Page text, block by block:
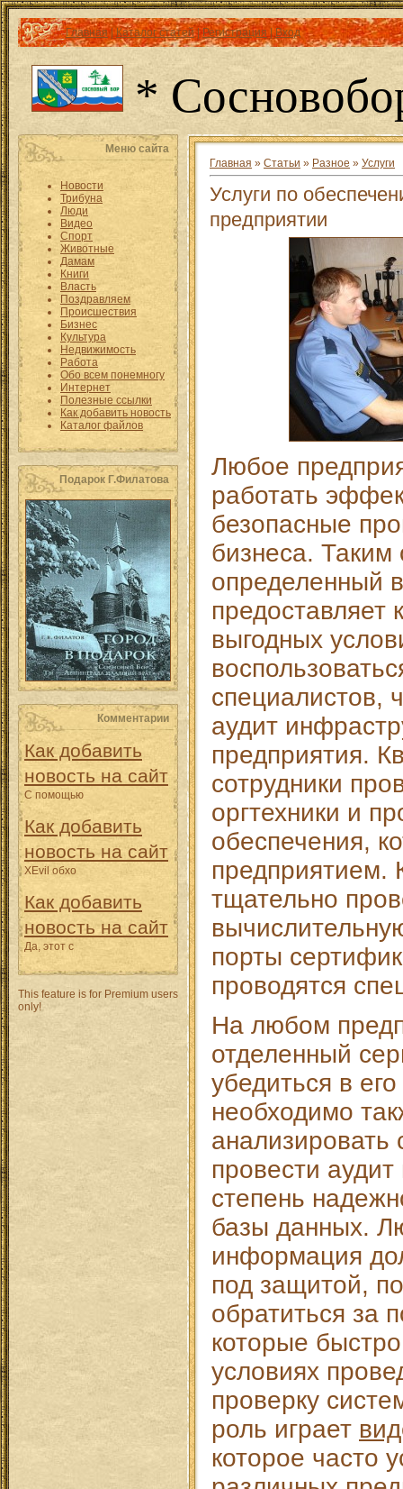
Главная|Каталог статей|Регистрация |Вход
*
Меню сайта
Новости
Трибуна
Люди
Видео
Спорт
Животные
Дамам
Книги
Власть
Поздравляем
Происшествия
Бизнес
Культура
Недвижимость
Работа
Обо всем понемногу
Интернет
Полезные ссылки
Как добавить новость
Каталог файлов
Подарок Г.Филатова
Комментарии
Как добавить
новость на сайт
С помощью
Как добавить
новость на сайт
XEvil обхо
Как добавить
новость на сайт
Да, этот с
This feature is for Premium users
only!
Главная » Статьи » Разное » Услуги
Услуги по
предприятии
Любое
работать
безопасные
бизнеса. Таким
определенный
предоставляет
выгодных
специалистов,
аудит
предприятия.
сотрудники
оргтехники и
обеспечения,
предприятием.
тщательно
порты
проводятся
На любом
отделенный
убедиться в
необходимо
анализировать
провести
степень
базы данных.
информация
под защитой,
обратиться за
которые
условиях
проверку
роль играет
которое часто